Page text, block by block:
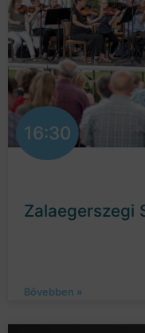
16:30
Zalaegerszegi
Bővebben »